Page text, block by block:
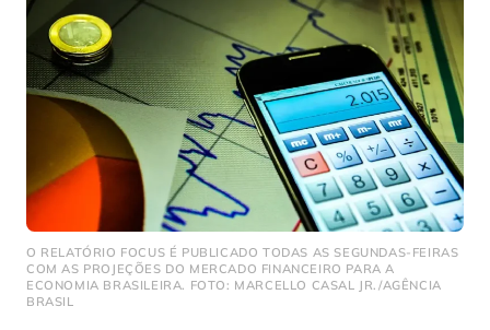
O RELATÓRIO FOCUS É PUBLICADO TODAS AS SEGUNDAS-FEIRAS
COM AS PROJEÇÕES DO MERCADO FINANCEIRO PARA A
ECONOMIA BRASILEIRA. FOTO: MARCELLO CASAL JR./AGÊNCIA
BRASIL